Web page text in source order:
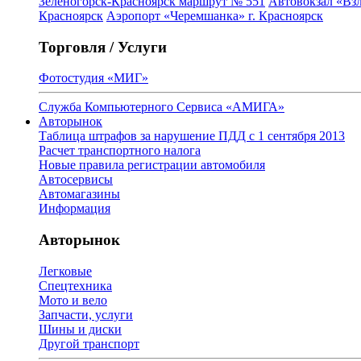
Красноярск Аэропорт «Черемшанка» г. Красноярск
Торговля / Услуги
Фотостудия «МИГ»
Служба Компьютерного Сервиса «АМИГА»
Авторынок
Таблица штрафов за нарушение ПДД с 1 сентября 2013
Расчет транспортного налога
Новые правила регистрации автомобиля
Автосервисы
Автомагазины
Информация
Авторынок
Легковые
Спецтехника
Мото и вело
Запчасти, услуги
Шины и диски
Другой транспорт